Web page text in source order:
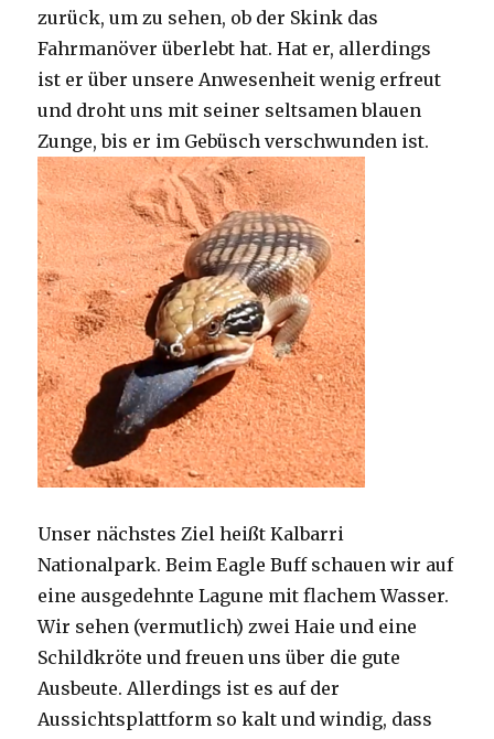
zurück, um zu sehen, ob der Skink das
Fahrmanöver überlebt hat. Hat er, allerdings
ist er über unsere Anwesenheit wenig erfreut
und droht uns mit seiner seltsamen blauen
Zunge, bis er im Gebüsch verschwunden ist.
Unser nächstes Ziel heißt Kalbarri
Nationalpark. Beim Eagle Buff schauen wir auf
eine ausgedehnte Lagune mit flachem Wasser.
Wir sehen (vermutlich) zwei Haie und eine
Schildkröte und freuen uns über die gute
Ausbeute. Allerdings ist es auf der
Aussichtsplattform so kalt und windig, dass